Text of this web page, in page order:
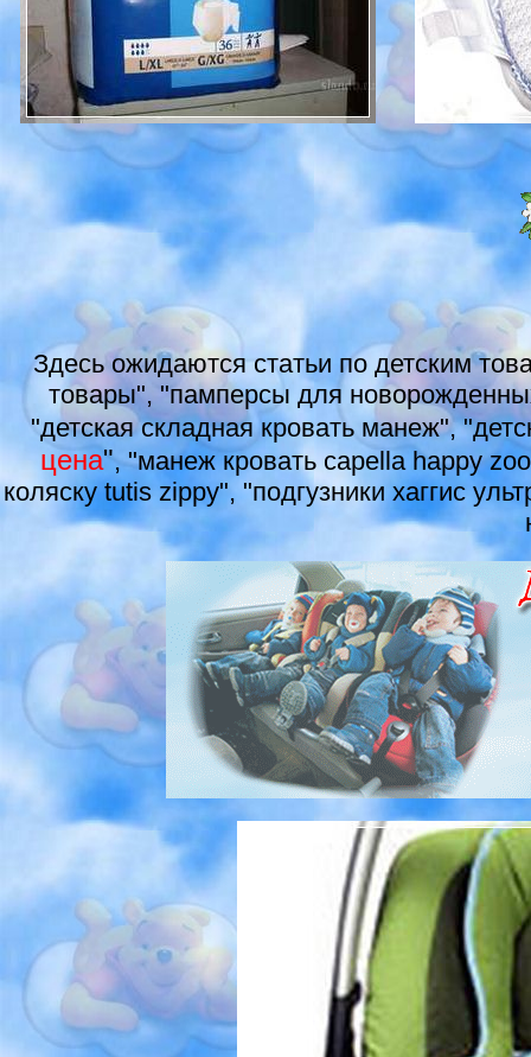
Здесь ожидаются статьи по детским
товары", "памперсы для
"детская складная кровать манеж",
цена", "манеж кровать capella happy
коляску tutis zippy", "подгузники хаггис